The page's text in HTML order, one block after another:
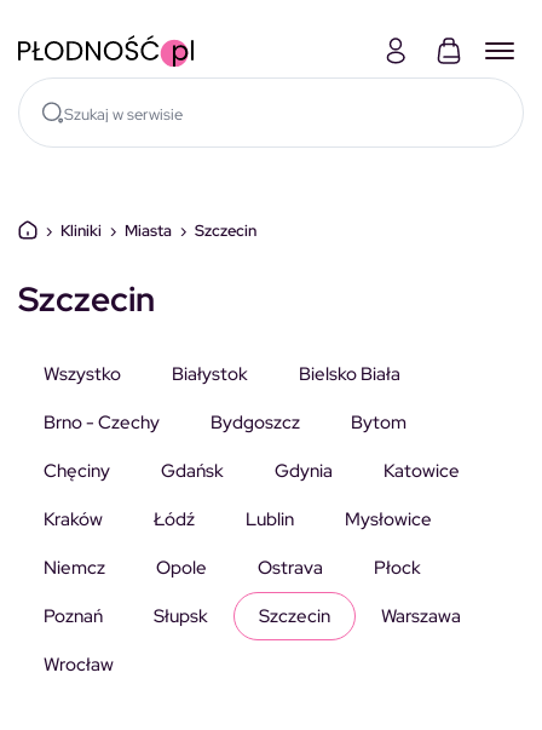
› Kliniki › Miasta › Szczecin
Szczecin
Wszystko Białystok
Bielsko Biała
Brno - Czechy
Bydgoszcz
Bytom
Chęciny
Gdańsk Gdynia
Katowice
Kraków
Łódź Lublin
Mysłowice
Niemcz
Opole Ostrava
Płock
Poznań
Słupsk Szczecin
Warszawa
Wrocław